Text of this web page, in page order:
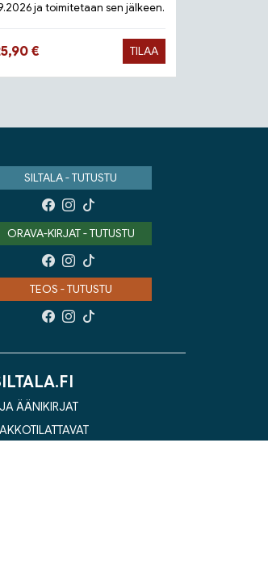
ja toimitetaan sen jälkeen.
nyt
€ TILAA
SILTALA - TUTUSTU
ORAVA-KIRJAT - TUTUSTU
TEOS - TUTUSTU
ÄÄNIKIRJAT